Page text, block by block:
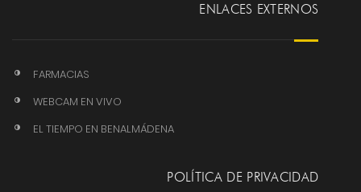
ENLACES EXTERNOS
FARMACIAS
WEBCAM EN VIVO
EL TIEMPO EN BENALMÁDENA
POLÍTICA DE PRIVACIDAD